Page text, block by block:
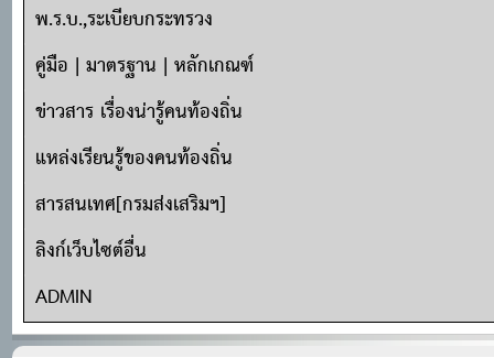
พ.ร.บ.,ระเบียบกระทรวง
คู่มือ | มาตรฐาน | หลักเกณฑ์
ข่าวสาร เรื่องน่ารู้คนท้องถิ่น
แหล่งเรียนรู้ของคนท้องถิ่น
สารสนเทศ[กรมส่งเสริมฯ]
ลิงก์เว็บไซต์อื่น
ADMIN